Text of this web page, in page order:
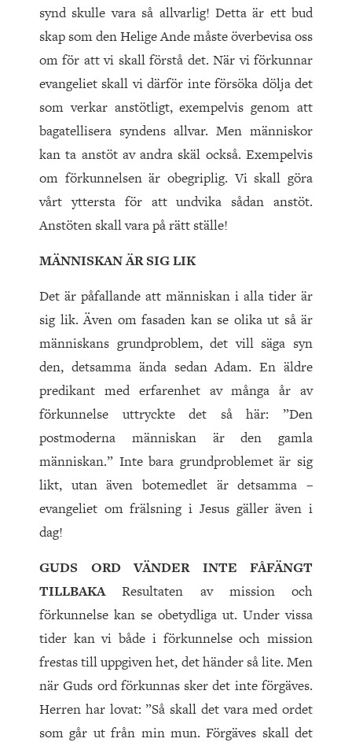
synd skulle vara så allvarlig! Detta är ett bud
skap som den Helige Ande måste överbevisa oss
om för att vi skall förstå det. När vi förkunnar
evangeliet skall vi därför inte försöka dölja det
som verkar anstötligt, exempelvis genom att
bagatellisera syndens allvar. Men människor
kan ta anstöt av andra skäl också. Exempelvis
om förkunnelsen är obegriplig. Vi skall göra
vårt yttersta för att undvika sådan anstöt.
Anstöten skall vara på rätt ställe!
MÄNNISKAN ÄR SIG LIK
Det är påfallande att människan i alla tider är
sig lik. Även om fasaden kan se olika ut så är
människans grundproblem, det vill säga syn
den, detsamma ända sedan Adam. En äldre
predikant med erfarenhet av många år av
förkunnelse uttryckte det så här: ”Den
postmoderna människan är den gamla
människan.” Inte bara grundproblemet är sig
likt, utan även botemedlet är detsamma –
evangeliet om frälsning i Jesus gäller även i
dag!
GUDS ORD VÄNDER INTE FÅFÄNGT
TILLBAKAResultaten av mission och
förkunnelse kan se obetydliga ut. Under vissa
tider kan vi både i förkunnelse och mission
frestas till uppgiven het, det händer så lite. Men
när Guds ord förkunnas sker det inte förgäves.
Herren har lovat: ”Så skall det vara med ordet
som går ut från min mun. Förgäves skall det